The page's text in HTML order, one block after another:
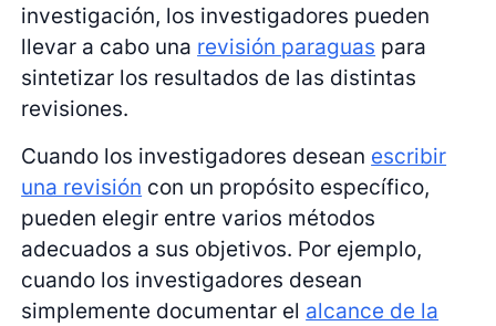
investigación, los investigadores pueden
llevar a cabo una revisión paraguas para
sintetizar los resultados de las distintas
revisiones.
Cuando los investigadores desean escribir
una revisión con un propósito específico,
pueden elegir entre varios métodos
adecuados a sus objetivos. Por ejemplo,
cuando los investigadores desean
simplemente documentar el alcance de la